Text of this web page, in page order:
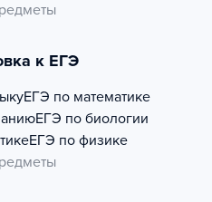
к ЕГЭ
ЕГЭ по математике
ЕГЭ по биологии
ЕГЭ по физике